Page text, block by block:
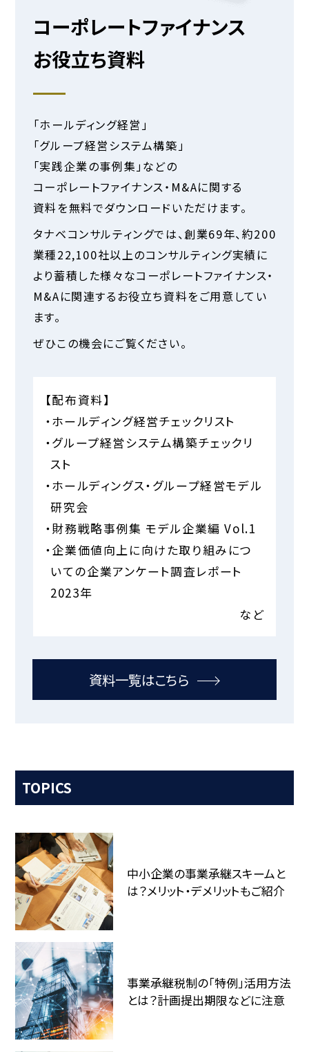
コーポレートファイナンス
お役立ち資料
「ホールディング経営」
「グループ経営システム構築」
「実践企業の事例集」などの
コーポレートファイナンス・M&Aに関する
資料を無料でダウンロードいただけます。
タナベコンサルティングでは、創業69年、約200
業種22,100社以上のコンサルティング実績に
より蓄積した様々なコーポレートファイナンス・
M&Aに関連するお役立ち資料をご用意してい
ます。
ぜひこの機会にご覧ください。
【配布資料】
・ホールディング経営チェックリスト
・グループ経営システム構築チェックリ
スト
・ホールディングス・グループ経営モデル
研究会
・財務戦略事例集 モデル企業編 Vol.1
・企業価値向上に向けた取り組みにつ
いての企業アンケート調査レポート
2023年
など
資料一覧はこちら
TOPICS
中小企業の事業承継スキームと
は？メリット・デメリットもご紹介
事業承継税制の「特例」活用方法
とは？計画提出期限などに注意